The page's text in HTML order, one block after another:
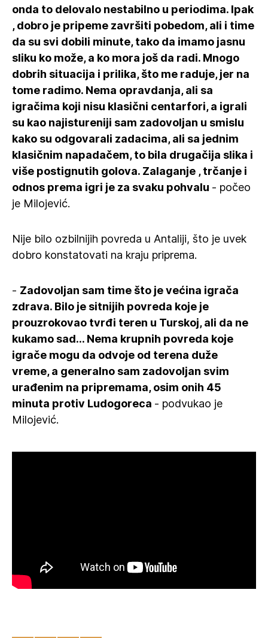
onda to delovalo nestabilno u periodima. Ipak
, dobro je pripeme završiti pobedom, ali i time
da su svi dobili minute, tako da imamo jasnu
sliku ko može, a ko mora još da radi. Mnogo
dobrih situacija i prilika, što me raduje, jer na
tome radimo. Nema opravdanja, ali sa
igračima koji nisu klasični centarfori, a igrali
su kao najistureniji sam zadovoljan u smislu
kako su odgovarali zadacima, ali sa jednim
klasičnim napadačem, to bila drugačija slika i
više postignutih golova. Zalaganje , trčanje i
odnos prema igri je za svaku pohvalu - počeo
je Milojević.
Nije bilo ozbilnijih povreda u Antaliji, što je uvek
dobro konstatovati na kraju priprema.
- Zadovoljan sam time što je većina igrača
zdrava. Bilo je sitnijih povreda koje je
prouzrokovao tvrđi teren u Turskoj, ali da ne
kukamo sad... Nema krupnih povreda koje
igrače mogu da odvoje od terena duže
vreme, a generalno sam zadovoljan svim
urađenim na pripremama, osim onih 45
minuta protiv Ludogoreca - podvukao je
Milojević.